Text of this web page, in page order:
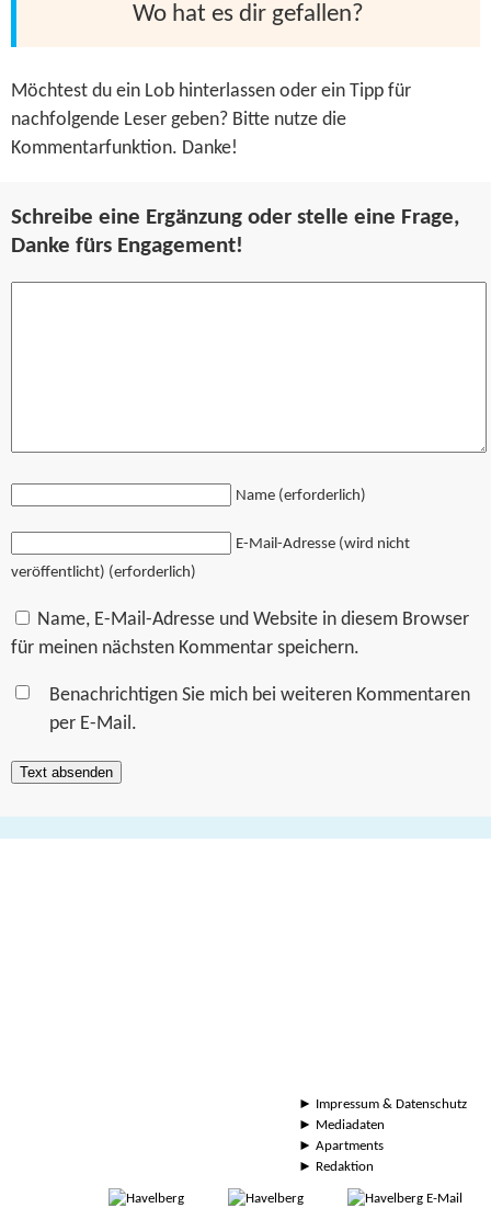
Wo hat es dir gefallen?
Möchtest du ein Lob hinterlassen oder ein Tipp für
nachfolgende Leser geben? Bitte nutze die
Kommentarfunktion. Danke!
Schreibe eine Ergänzung oder stelle eine Frage,
Danke fürs Engagement!
Name (erforderlich)
E-Mail-Adresse (wird nicht
veröffentlicht) (erforderlich)
Name, E-Mail-Adresse und Website in diesem Browser
für meinen nächsten Kommentar speichern.
Benachrichtigen Sie mich bei weiteren Kommentaren
per E-Mail.
► Impressum & Datenschutz
► Mediadaten
►Apartments
► Redaktion